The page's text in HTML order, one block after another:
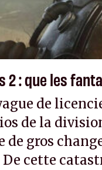
2 : que les
de
de la
de gros
cette